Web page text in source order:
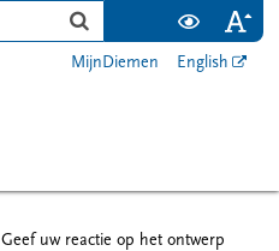
MijnDiemen English
Geef uw reactie op het ontwerp